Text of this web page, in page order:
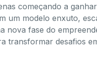
começando a
um modelo enxuto,
nova fase do
transformar desafios